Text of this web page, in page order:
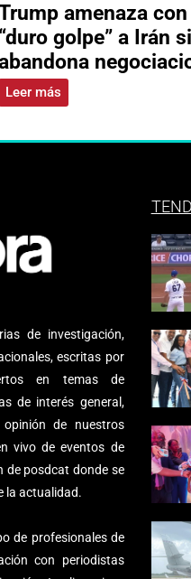
amenaza
“duro golpe” a Irán si
Leer más
de investigación,
escritas por
en temas de
de interés general,
de nuestros
vivo de eventos de
de posdcat donde se
la actualidad.
de profesionales de
con periodistas